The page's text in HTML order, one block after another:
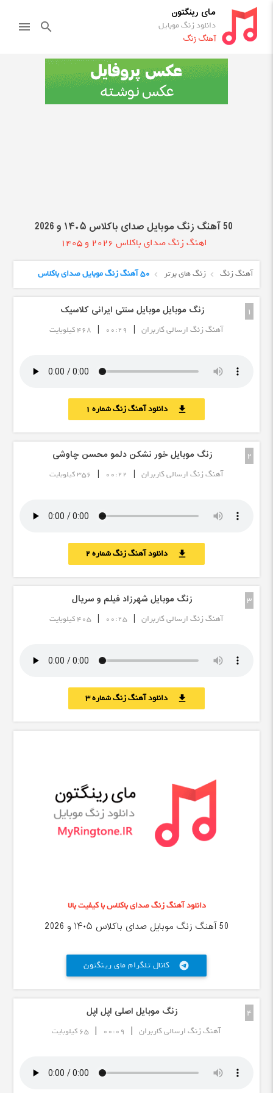
مای رینگتون
دانلود زنگ موبایل
آهنگ زنگ
search
menu
50 آهنگ زنگ موبایل صدای باکلاس ۱۴۰۵ و 2026
اهنگ زنگ صدای باکلاس 2026 و 1405
آهنگ زنگ زنگ های برتر 50 آهنگ زنگ موبایل صدای باکلاس
1 زنگ موبایل موبایل سنتی ایرانی کلاسیک
آهنگ زنگ ارسالی کاربران |
00:29
| 468 کیلوبایت
download دانلود آهنگ زنگ شماره 1
2 زنگ موبایل خور نشکن دلمو محسن چاوشی
آهنگ زنگ ارسالی کاربران |
00:22
| 356 کیلوبایت
download دانلود آهنگ زنگ شماره 2
3 زنگ موبایل شهرزاد فیلم و سریال
آهنگ زنگ ارسالی کاربران |
00:25
| 405 کیلوبایت
download دانلود آهنگ زنگ شماره 3
دانلود آهنگ زنگ صدای باکلاس با کیفیت بالا
50 آهنگ زنگ موبایل صدای باکلاس ۱۴۰۵ و 2026
کانال تلگرام مای رینگتون telegram
4 زنگ موبایل اصلی اپل اپل
آهنگ زنگ ارسالی کاربران |
00:09
| 65 کیلوبایت